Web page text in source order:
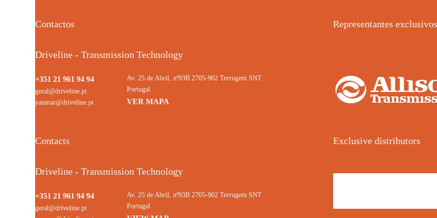
Contactos
Driveline - Transmission Technology
+351 21 961 94 94
geral@driveline.pt
yanmar@driveline.pt
Av. 25 de Abril, nº93B 2705-902 Terrugem SNT
Portugal
VER MAPA
Representantes exclusivos
Contacts
Driveline - Transmission Technology
+351 21 961 94 94
geral@driveline.pt
Av. 25 de Abril, nº93B 2705-902 Terrugem SNT
Portugal
Exclusive distributors